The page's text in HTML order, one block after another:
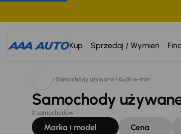
Kup Sprzedaj / Wymień
Szukam:
Samochody używane Audi e-tron
Samochody
0 samochodów
Marka i model Cena